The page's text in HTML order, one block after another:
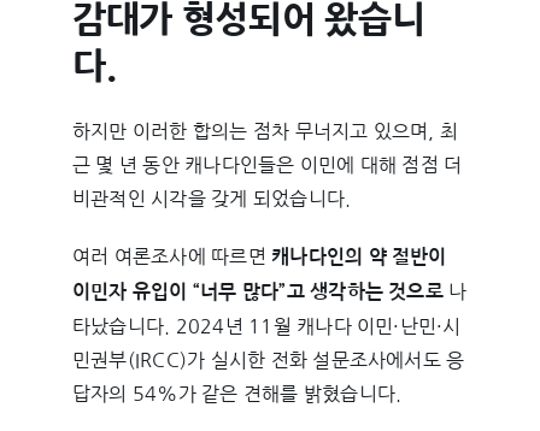
감대가 형성되어 왔습니
다.
하지만 이러한 합의는 점차 무너지고 있으며, 최
근 몇 년 동안 캐나다인들은 이민에 대해 점점 더
비관적인 시각을 갖게 되었습니다.
여러 여론조사에 따르면 캐나다인의 약 절반이
이민자 유입이 “너무 많다”고 생각하는 것으로나
타났습니다. 2024년 11월 캐나다 이민·난민·시
민권부(IRCC)가 실시한 전화 설문조사에서도 응
답자의 54%가 같은 견해를 밝혔습니다.